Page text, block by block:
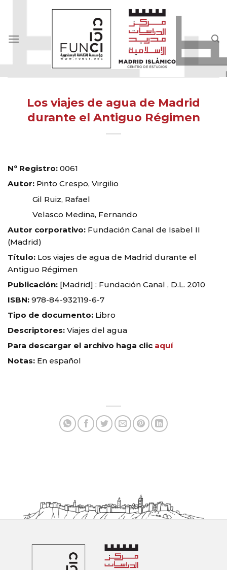
Los viajes de agua de Madrid
durante el Antiguo Régimen
Nº Registro: 0061
Autor: Pinto Crespo, Virgilio
Gil Ruiz, Rafael
Velasco Medina, Fernando
Autor corporativo: Fundación Canal de Isabel II
(Madrid)
Título: Los viajes de agua de Madrid durante el
Antiguo Régimen
Publicación: [Madrid] : Fundación Canal , D.L. 2010
ISBN: 978-84-932119-6-7
Tipo de documento: Libro
Descriptores: Viajes del agua
Para descargar el archivo haga clic aquí
Notas: En español